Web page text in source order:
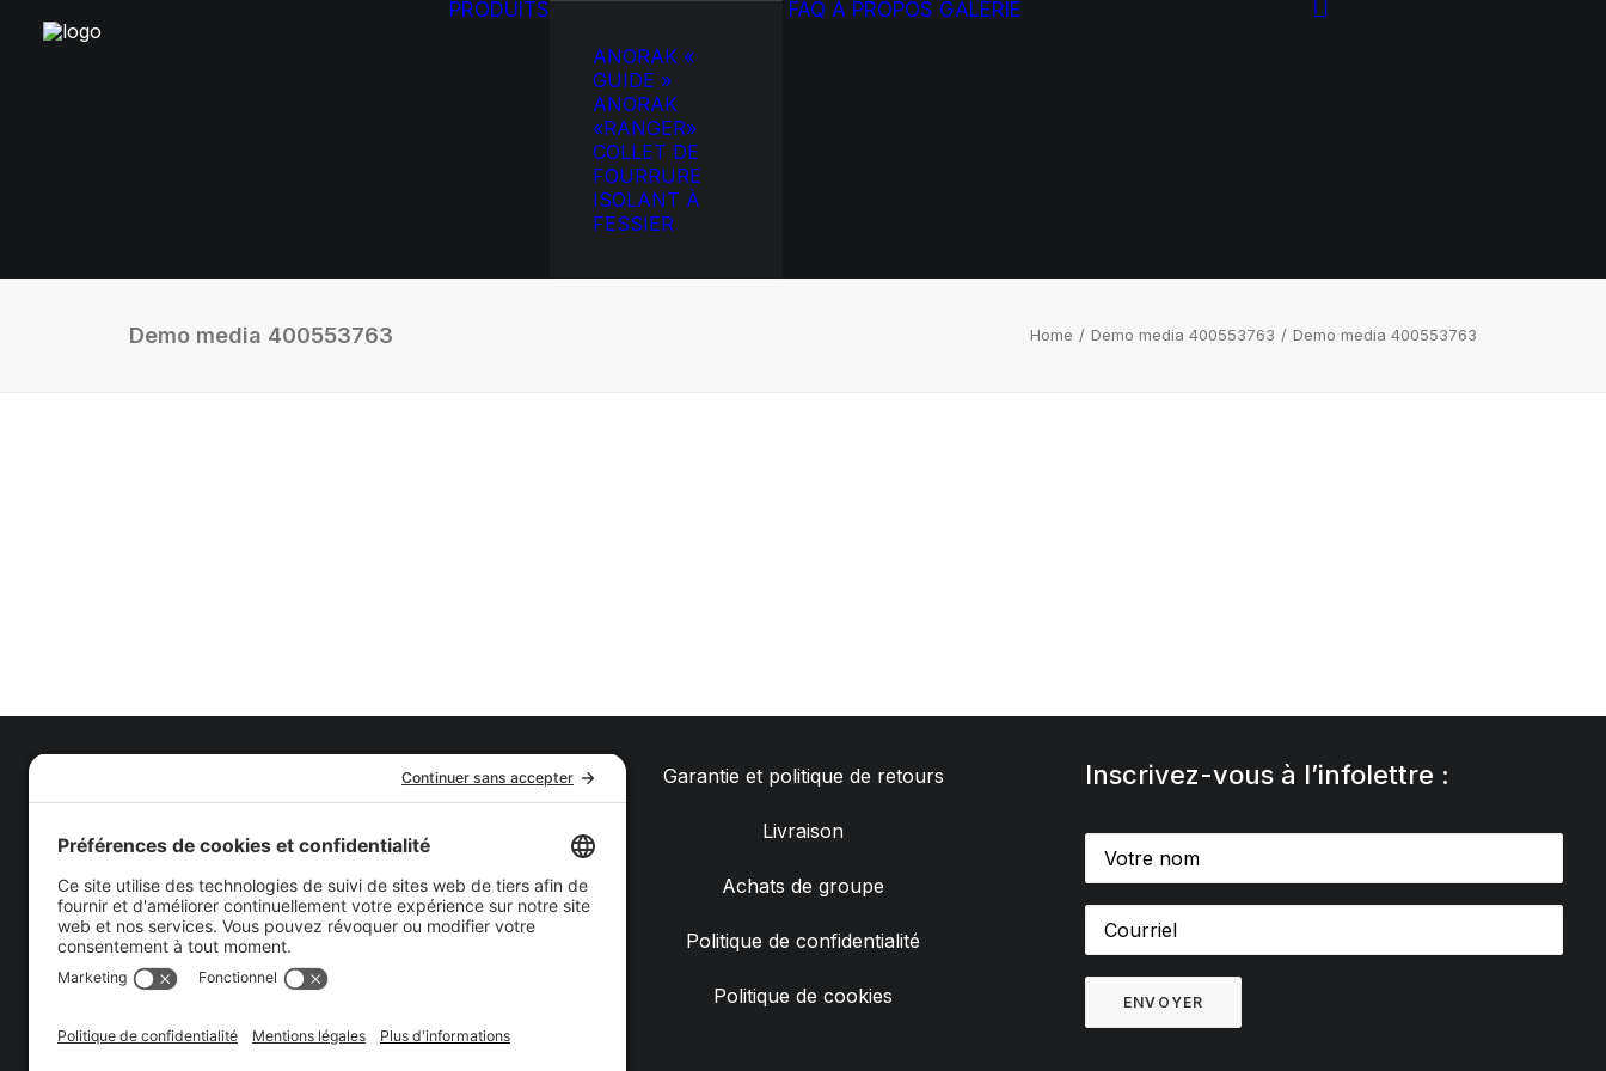
PRODUITS
ANORAK «
GUIDE »
ANORAK
«RANGER»
COLLET DE
FOURRURE
ISOLANT À
FESSIER
FAQ À PROPOS GALERIE
Demo media 400553763 Home Demo media 400553763 Demo media 400553763
Témoignages
FAQ
Garantie et politique de retours
Livraison
Achats de groupe
Politique de confidentialité
Politique de cookies
Inscrivez-vous à l’infolettre :